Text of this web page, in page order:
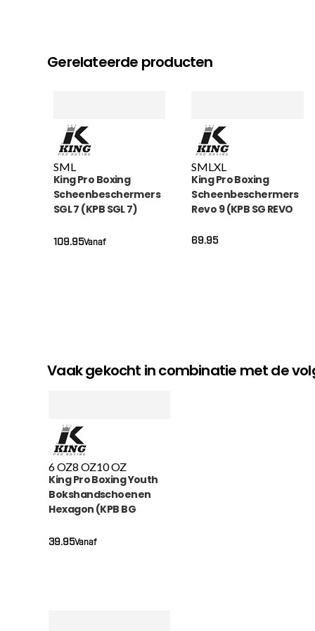
Gerelateerde producten
SML
King Pro Boxing
Scheenbeschermers
SGL 7 (KPB SGL 7)
Vanaf
109.95
SMLXL
King Pro Boxing
Scheenbeschermers
Revo 9 (KPB SG REVO
69.95
Vaak gekocht in combinatie met de
6 OZ8 OZ10 OZ
King Pro Boxing Youth
Bokshandschoenen
Hexagon (KPB BG
Vanaf
39.95